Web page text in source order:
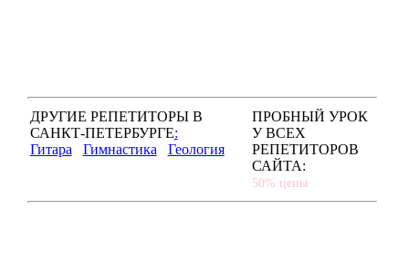
ДРУГИЕ РЕПЕТИТОРЫ В
САНКТ-ПЕТЕРБУРГЕ:
Гитара
Гимнастика Геология
ПРОБНЫЙ УРОК
У ВСЕХ
РЕПЕТИТОРОВ
САЙТА:
50% цены